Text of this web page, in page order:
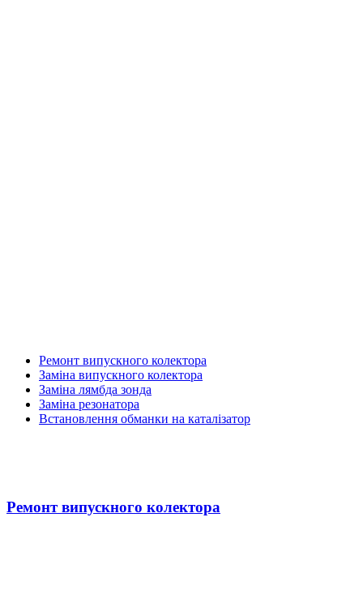
Ремонт випускного колектора
Заміна випускного колектора
Заміна лямбда зонда
Заміна резонатора
Встановлення обманки на каталізатор
Ремонт випускного колектора